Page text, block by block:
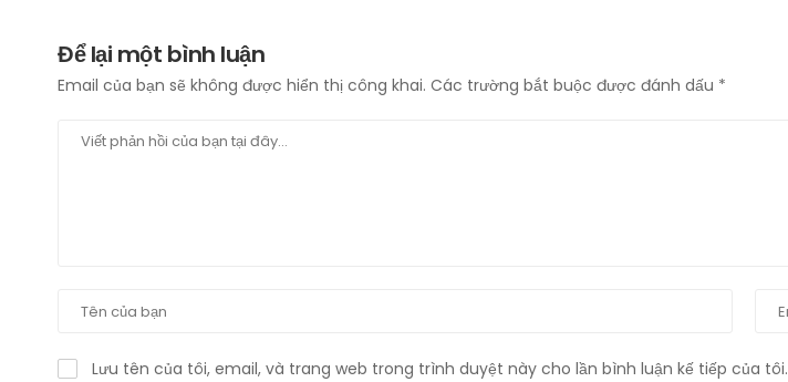
Để lại một bình luận
Email của bạn sẽ không được hiển thị công khai. Các trường bắt buộc được đánh dấu *
Lưu tên của tôi, email, và trang web trong trình duyệt này cho lần bình luận kế tiếp của tôi.